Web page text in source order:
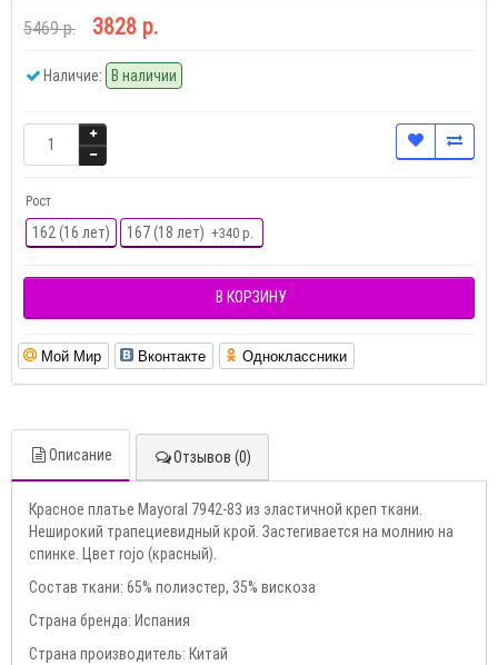
5469 р. 3828 р.
Наличие: В наличии
Рост
162 (16 лет) 167 (18 лет) +340 р.
В КОРЗИНУ
Мой Мир Вконтакте Одноклассники
Описание Отзывов (0)
Красное платье Mayoral 7942-83 из эластичной креп ткани.
Неширокий трапециевидный крой. Застегивается на молнию на
спинке. Цвет rojo (красный).
Состав ткани: 65% полиэстер, 35% вискоза
Страна бренда: Испания
Страна производитель: Китай